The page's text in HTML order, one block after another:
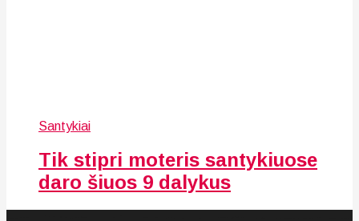
Santykiai
Tik stipri moteris santykiuose
daro šiuos 9 dalykus